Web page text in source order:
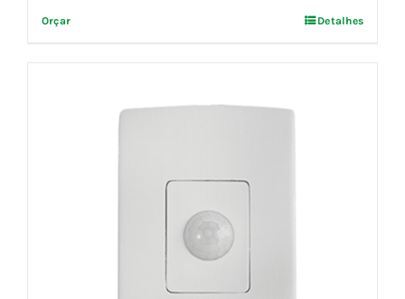
Orçar Detalhes